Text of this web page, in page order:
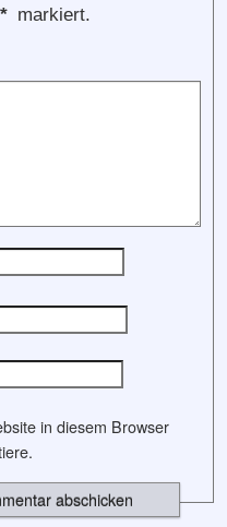
* markiert.
in diesem Browser